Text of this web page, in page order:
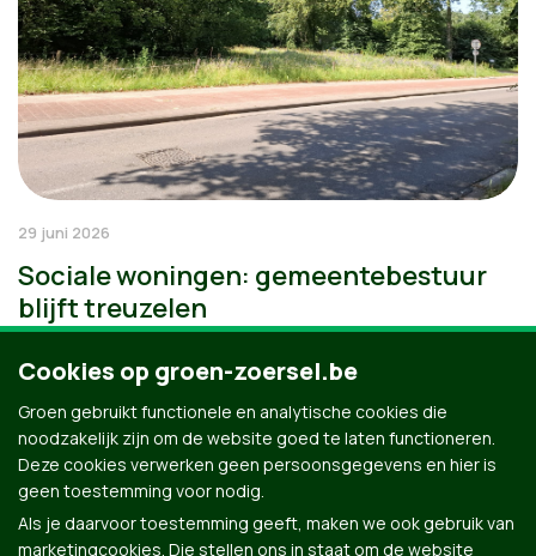
29 juni 2026
Sociale woningen: gemeentebestuur
blijft treuzelen
Cookies op groen-zoersel.be
Groen gebruikt functionele en analytische cookies die
noodzakelijk zijn om de website goed te laten functioneren.
Deze cookies verwerken geen persoonsgegevens en hier is
geen toestemming voor nodig.
Als je daarvoor toestemming geeft, maken we ook gebruik van
marketingcookies. Die stellen ons in staat om de website